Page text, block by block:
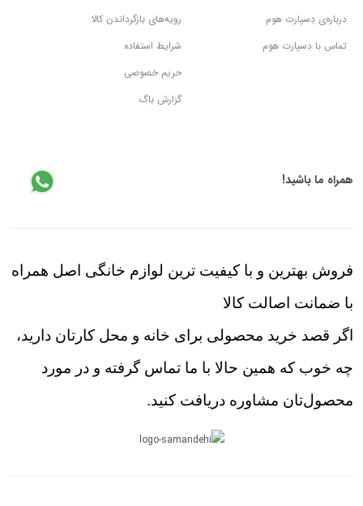
درباره‌ی دِسپارت هوم
تماس با دِسپارت هوم
رویه‌های بازگرداندن کالا
شرایط استفاده
حریم خصوصی
گزارش باگ
همراه ما باشید!
فروش بهترین و با کیفیت ترین لوازم خانگی اصل همراه
با ضمانت اصالت کالا
اگر قصد خرید محصولی برای خانه و محل کارتان دارید،
چه خوب که همین حالا با ما تماس گرفته و در مورد
محصول‌تان مشاوره دریافت کنید.